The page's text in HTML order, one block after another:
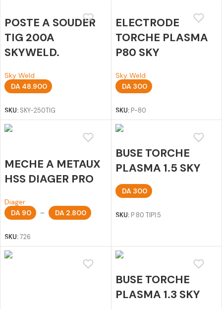
POSTE A SOUDER
TIG 200A
SKYWELD.
Sky Weld
DA 48.900
SKU: SKY-250TIG
ELECTRODE
TORCHE PLASMA
P80 SKY
Sky Weld
DA300
SKU: P-80
MECHE A METAUX
HSS DIAGER PRO
Diager
DA 90 – DA 2.800
SKU:726
BUSE TORCHE
PLASMA 1.5 SKY
DA300
SKU: P 80 TIP1.5
BUSE TORCHE
PLASMA 1.3 SKY